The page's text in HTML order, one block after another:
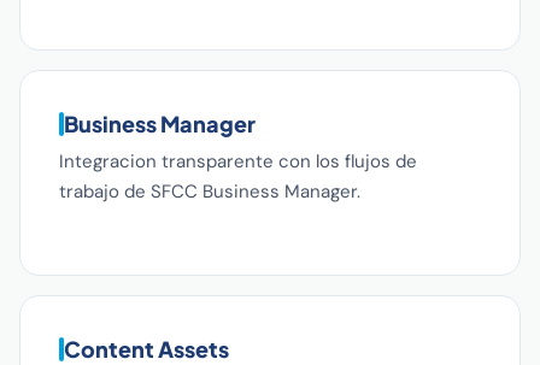
Business Manager
Integracion transparente con los flujos de
trabajo de SFCC Business Manager.
Content Assets